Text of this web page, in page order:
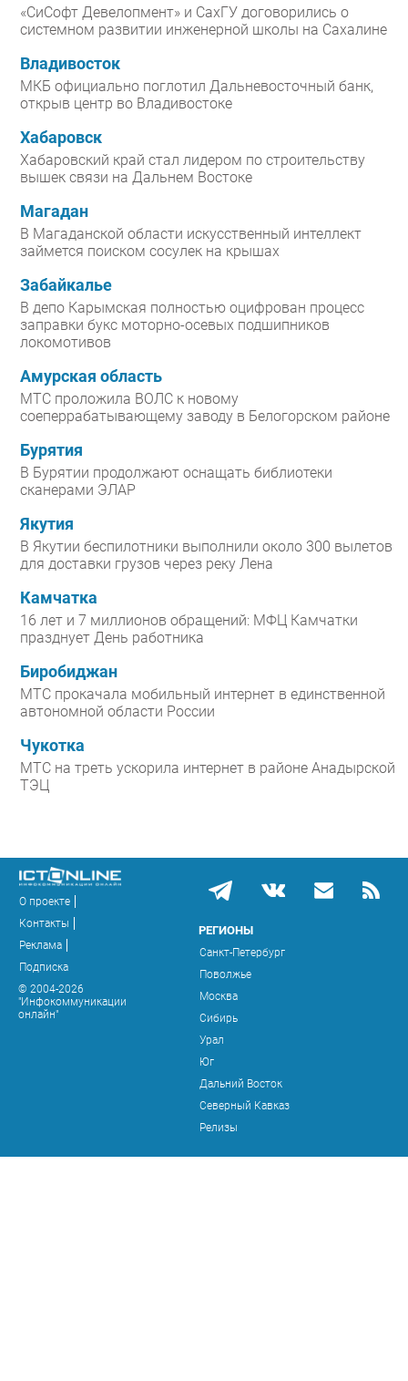
«СиСофт Девелопмент» и СахГУ договорились о
системном развитии инженерной школы на Сахалине
Владивосток
МКБ официально поглотил Дальневосточный банк,
открыв центр во Владивостоке
Хабаровск
Хабаровский край стал лидером по строительству
вышек связи на Дальнем Востоке
Магадан
В Магаданской области искусственный интеллект
займется поиском сосулек на крышах
Забайкалье
В депо Карымская полностью оцифрован процесс
заправки букс моторно-осевых подшипников
локомотивов
Амурская область
МТС проложила ВОЛС к новому
соеперрабатывающему заводу в Белогорском районе
Бурятия
В Бурятии продолжают оснащать библиотеки
сканерами ЭЛАР
Якутия
В Якутии беспилотники выполнили около 300 вылетов
для доставки грузов через реку Лена
Камчатка
16 лет и 7 миллионов обращений: МФЦ Камчатки
празднует День работника
Биробиджан
МТС прокачала мобильный интернет в единственной
автономной области России
Чукотка
МТС на треть ускорила интернет в районе Анадырской
ТЭЦ
О проекте
Контакты
Реклама
Подписка
© 2004-2026
"Инфокоммуникации
онлайн"
РЕГИОНЫ
Санкт-Петербург
Поволжье
Москва
Сибирь
Урал
Юг
Дальний Восток
Северный Кавказ
Релизы